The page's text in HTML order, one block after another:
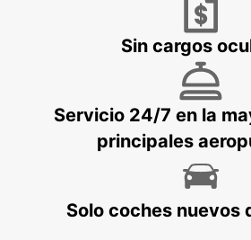
BERLÍN ADLERSHOF
BERLIN - GERMANY
Sin cargos
Servicio 24/7 en la
principales
Solo coches nuevos